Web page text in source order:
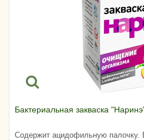
Бактериальная закваска
Содержит ацидофильную палочку.